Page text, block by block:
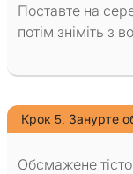
Поставте на
потім зніміть з
Крок 5. Занурте
Обсмажене